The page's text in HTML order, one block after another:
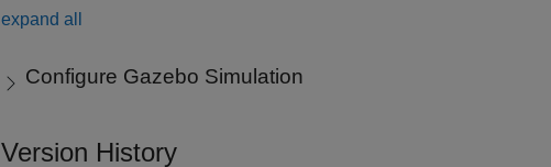
expand all
Configure Gazebo Simulation
Version History